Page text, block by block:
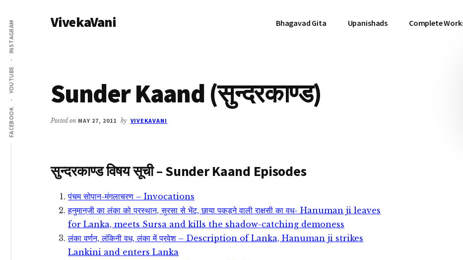
main
content
primary
sidebar
Additional
menu
FACEBOOK
YOUTUBE
INSTAGRAM VivekaVani Bhagavad Gita Upanishads Complete
Sunder Kaand (सुन्दरकाण्ड)
Posted on MAY 27, 2011 by VIVEKAVANI
सुन्दरकाण्ड विषय सूची – Sunder Kaand Episodes
पंचम सोपान-मंगलाचरण – Invocations
हनुमान्‌जी का लंका को प्रस्थान, सुरसा से भेंट, छाया पकड़ने वाली राक्षसी का वध- Hanuman ji leaves
for Lanka, meets Sursa and kills the shadow-catching demoness
लंका वर्णन, लंकिनी वध, लंका में प्रवेश – Description of Lanka, Hanuman ji strikes
Lankini and enters Lanka